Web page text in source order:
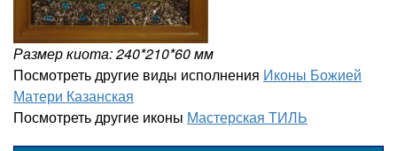
Размер киота: 240*210*60 мм
Посмотреть другие виды исполнения Иконы Божией
Матери Казанская
Посмотреть другие иконы Мастерская ТИЛЬ